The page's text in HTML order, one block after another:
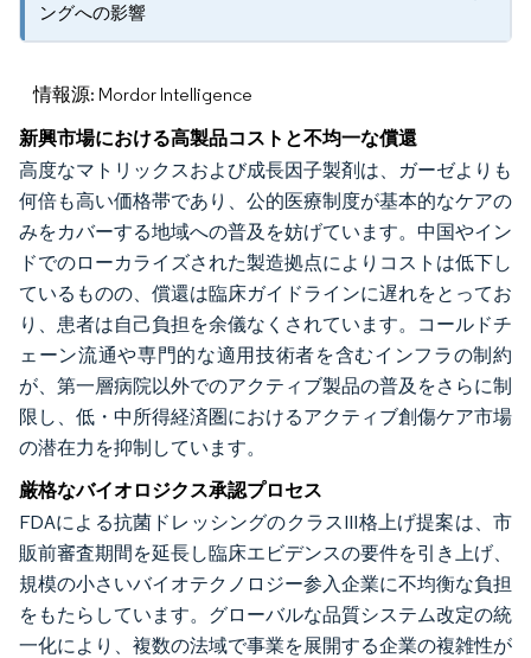
ングへの影響
情報源: Mordor Intelligence
新興市場における高製品コストと不均一な償還
高度なマトリックスおよび成長因子製剤は、ガーゼよりも
何倍も高い価格帯であり、公的医療制度が基本的なケアの
みをカバーする地域への普及を妨げています。中国やイン
ドでのローカライズされた製造拠点によりコストは低下し
ているものの、償還は臨床ガイドラインに遅れをとってお
り、患者は自己負担を余儀なくされています。コールドチ
ェーン流通や専門的な適用技術者を含むインフラの制約
が、第一層病院以外でのアクティブ製品の普及をさらに制
限し、低・中所得経済圏におけるアクティブ創傷ケア市場
の潜在力を抑制しています。
厳格なバイオロジクス承認プロセス
FDAによる抗菌ドレッシングのクラスIII格上げ提案は、市
販前審査期間を延長し臨床エビデンスの要件を引き上げ、
規模の小さいバイオテクノロジー参入企業に不均衡な負担
をもたらしています。グローバルな品質システム改定の統
一化により、複数の法域で事業を展開する企業の複雑性が